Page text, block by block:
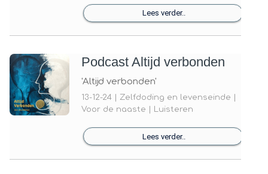
Lees verder..
Podcast Altijd verbonden
'Altijd verbonden'
13-12-24 | Zelfdoding en levenseinde |
Voor de naaste | Luisteren
Lees verder..